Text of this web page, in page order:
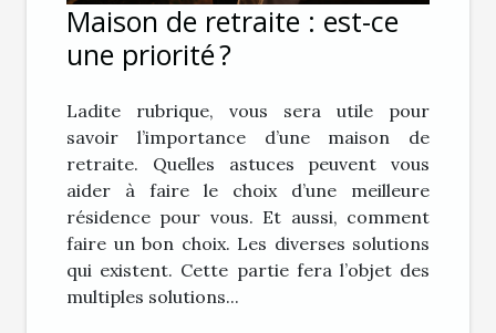
Maison de retraite : est-ce
une priorité ?
Ladite rubrique, vous sera utile pour
savoir l’importance d’une maison de
retraite. Quelles astuces peuvent vous
aider à faire le choix d’une meilleure
résidence pour vous. Et aussi, comment
faire un bon choix. Les diverses solutions
qui existent. Cette partie fera l’objet des
multiples solutions...